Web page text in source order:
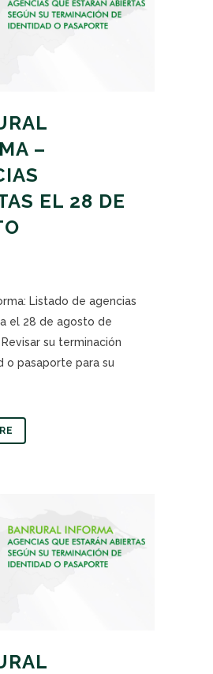
–
EL 28 DE
Listado de agencias
el 28 de agosto de
su terminación
o pasaporte para su